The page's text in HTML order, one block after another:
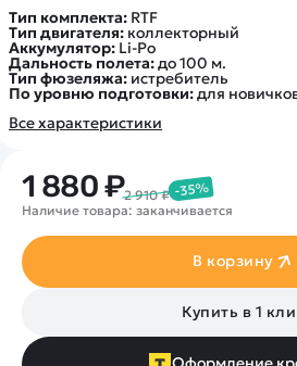
Тип комплекта: RTF
Тип двигателя: коллекторный
Аккумулятор: Li-Po
Дальность полета:до 100 м.
Тип фюзеляжа: истребитель
По уровню подготовки:для
Все характеристики
1 880 ₽2 910 ₽ -35%
Наличие товара: заканчивается
В корзину
Купить в 1
Роботы
Самолеты
Сборные модели
Детские электромобили
Железные дороги
Конструкторы
Запчасти для моделей
Обзор квадрокоптеров
Аренда Квадрокоптеров
Покупка в кредит
Контакты
Оплата и доставка
Помощь
Отследить заказ
Оплата на сайте